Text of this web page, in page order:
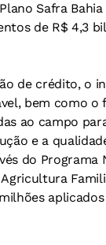
Safra Bahia
de R$ 4,3
de crédito, o
bem como o
ao campo
e a
do Programa